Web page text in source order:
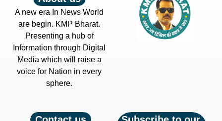
A new era In News World
are begin. KMP Bharat.
Presenting a hub of
Information through Digital
Media which will raise a
voice for Nation in every
sphere.